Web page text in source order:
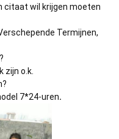
citaat wil krijgen moeten
Termijnen,
zijn o.k.
7*24-uren.